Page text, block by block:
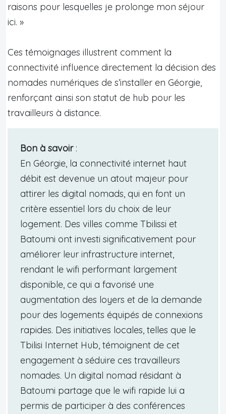
raisons pour lesquelles je prolonge mon séjour
ici. »
Ces témoignages illustrent comment la
connectivité influence directement la décision des
nomades numériques de s’installer en Géorgie,
renforçant ainsi son statut de hub pour les
travailleurs à distance.
Bon à savoir:
En Géorgie, la connectivité internet haut
débit est devenue un atout majeur pour
attirer les digital nomads, qui en font un
critère essentiel lors du choix de leur
logement. Des villes comme Tbilissi et
Batoumi ont investi significativement pour
améliorer leur infrastructure internet,
rendant le wifi performant largement
disponible, ce qui a favorisé une
augmentation des loyers et de la demande
pour des logements équipés de connexions
rapides. Des initiatives locales, telles que le
Tbilisi Internet Hub, témoignent de cet
engagement à séduire ces travailleurs
nomades. Un digital nomad résidant à
Batoumi partage que le wifi rapide lui a
permis de participer à des conférences